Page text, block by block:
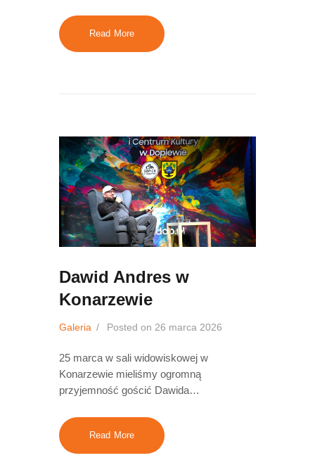
Read More
Dawid Andres w
Konarzewie
Galeria Posted on 26 marca 2026
25 marca w sali widowiskowej w
Konarzewie mieliśmy ogromną
przyjemność gościć Dawida…
Read More